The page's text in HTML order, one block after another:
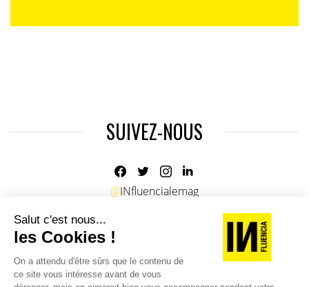
SUIVEZ-NOUS
@INfluencialemag